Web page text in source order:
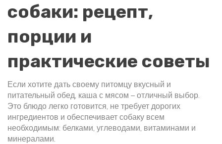
собаки: рецепт,
порции и
практические советы
Если хотите дать своему питомцу вкусный и
питательный обед, каша с мясом – отличный выбор.
Это блюдо легко готовится, не требует дорогих
ингредиентов и обеспечивает собаку всем
необходимым: белками, углеводами, витаминами и
минералами.